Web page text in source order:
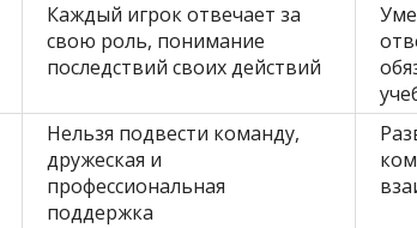
Каждый игрок отвечает за
свою роль, понимание
последствий своих действий
Нельзя подвести команду,
дружеская и
профессиональная
поддержка